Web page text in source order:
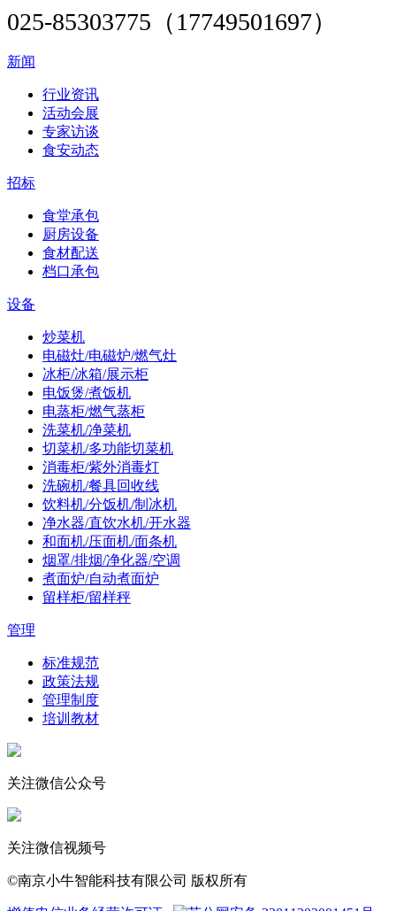
025-85303775（17749501697）
新闻
行业资讯
活动会展
专家访谈
食安动态
招标
食堂承包
厨房设备
食材配送
档口承包
设备
炒菜机
电磁灶/电磁炉/燃气灶
冰柜/冰箱/展示柜
电饭煲/煮饭机
电蒸柜/燃气蒸柜
洗菜机/净菜机
切菜机/多功能切菜机
消毒柜/紫外消毒灯
洗碗机/餐具回收线
饮料机/分饭机/制冰机
净水器/直饮水机/开水器
和面机/压面机/面条机
烟罩/排烟/净化器/空调
煮面炉/自动煮面炉
留样柜/留样秤
管理
标准规范
政策法规
管理制度
培训教材
关注微信公众号
关注微信视频号
©南京小牛智能科技有限公司 版权所有